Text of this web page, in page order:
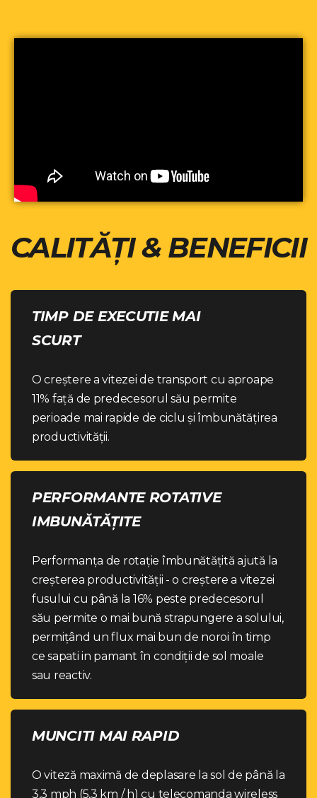
CALITĂȚI & BENEFICII
TIMP DE EXECUTIE MAI
SCURT
O creștere a vitezei de transport cu aproape
11% față de predecesorul său permite
perioade mai rapide de ciclu și îmbunătățirea
productivității.
PERFORMANTE ROTATIVE
IMBUNĂTĂȚITE
Performanța de rotație îmbunătățită ajută la
creșterea productivității - o creștere a vitezei
fusului cu până la 16% peste predecesorul
său permite o mai bună strapungere a solului,
permițând un flux mai bun de noroi în timp
ce sapati in pamant în condiții de sol moale
sau reactiv.
MUNCITI MAI RAPID
O viteză maximă de deplasare la sol de până la
3,3 mph (5,3 km / h) cu telecomanda wireless